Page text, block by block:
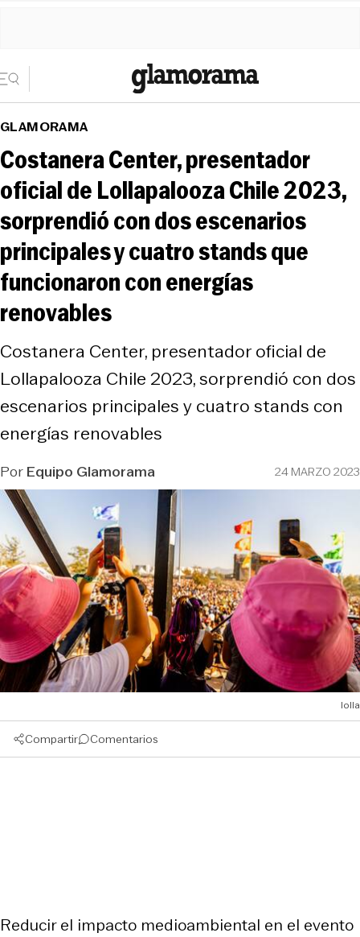
GLAMORAMA
Costanera Center, presentador
oficial de Lollapalooza Chile 2023,
sorprendió con dos escenarios
principales y cuatro stands que
funcionaron con energías
renovables
Costanera Center, presentador oficial de
Lollapalooza Chile 2023, sorprendió con dos
escenarios principales y cuatro stands con
energías renovables
PorEquipo Glamorama 24 MARZO 2023
lolla
Compartir Comentarios
Reducir el impacto medioambiental en el evento